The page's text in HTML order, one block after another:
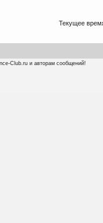
Текущее
Club.ru и авторам сообщений!